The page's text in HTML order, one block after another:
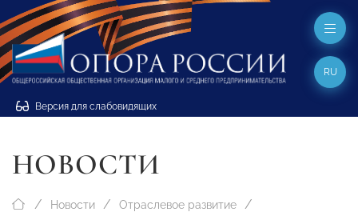
Версия для слабовидящих
RU
НОВОСТИ
Новости Отраслевое развитие